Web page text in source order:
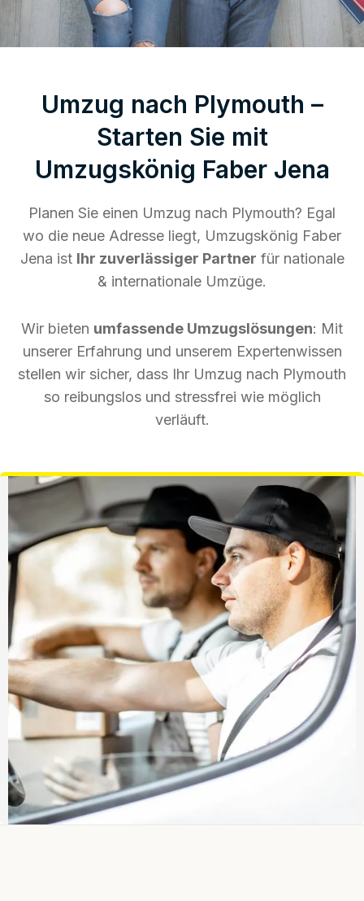
Umzug nach Plymouth –
Starten Sie mit
Umzugskönig Faber Jena
Planen Sie einen Umzug nach Plymouth? Egal
wo die neue Adresse liegt, Umzugskönig Faber
Jena ist Ihr zuverlässiger Partner für nationale
& internationale Umzüge.
Wir bieten umfassende Umzugslösungen: Mit
unserer Erfahrung und unserem Expertenwissen
stellen wir sicher, dass Ihr Umzug nach Plymouth
so reibungslos und stressfrei wie möglich
verläuft.